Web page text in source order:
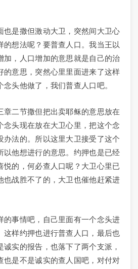
也是撒但激动大卫，突然间大卫心
的想法呢？要普查人口。我当王以
加，人口增加的意思就是自己的治
的意思，突然心里里面进来了这样
头他做了，我们普查人口吧。
章二节撒但把出卖耶稣的意思放在
念头现在放在大卫心里，把这个念
办法的。所以这里大卫接受了这个
以他想进行的意思。约押也是已经
悦的，何必查人口呢？大卫心里已
也战胜不了的，大卫也催他赶紧进
的事情吧，自己里面有一个念头进
这样约押也进行普查人口，最后也
实的报告，也落下了两个支派，
也是不是诚实的查人国吧，对付对